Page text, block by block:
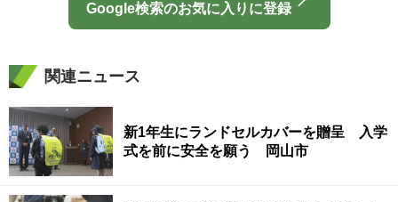
Google検索のお気に入りに登録
関連ニュース
新1年生にランドセルカバーを贈呈 入学
式を前に安全を願う 岡山市